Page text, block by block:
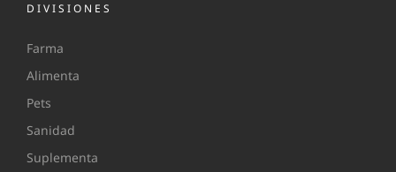
DIVISIONES
Farma
Alimenta
Pets
Sanidad
Suplementa